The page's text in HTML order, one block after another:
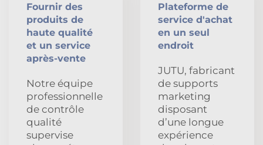
Fournir des
produits de
haute qualité
et un service
après-vente
Notre équipe
professionnelle
de contrôle
qualité
supervise
Plateforme de
service d'achat
en un seul
endroit
JUTU, fabricant
de supports
marketing
disposant
d’une longue
expérience